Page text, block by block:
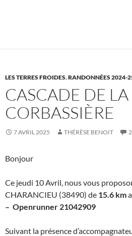
LES TERRES FROIDES,RANDONNÉES 2024-
CASCADE DE LA
CORBASSIÈRE
7 AVRIL 2025 THÉRÈSE BENOIT
Bonjour
Ce jeudi 10 Avril, nous vous
CHARANCIEU (38490) de 15.6 km
– Openrunner 21042909
Suivant la présence